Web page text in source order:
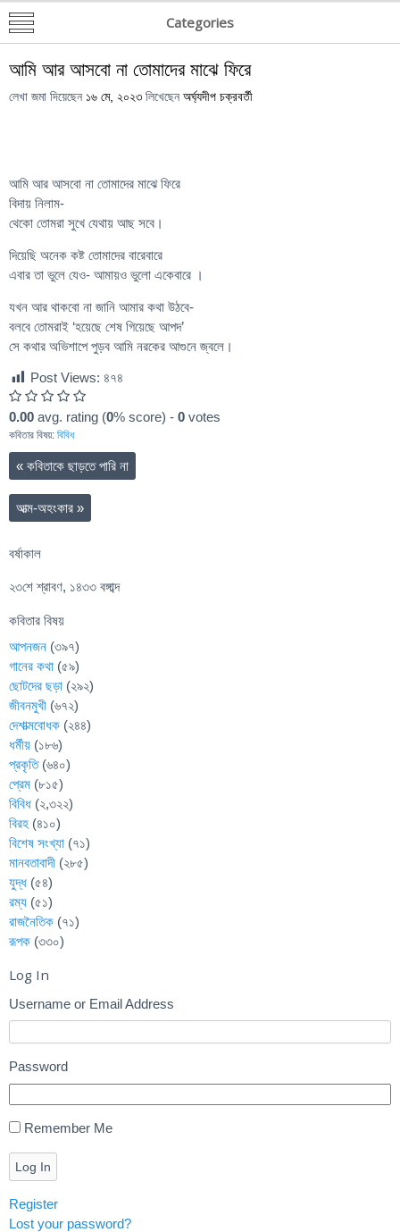
Categories
আমি আর আসবো না তোমাদের মাঝে ফিরে
লেখা জমা দিয়েছেন ১৬ মে, ২০২৩ লিখেছেন অর্ঘ্যদীপ চক্রবর্তী
আমি আর আসবো না তোমাদের মাঝে ফিরে
বিদায় নিলাম-
থেকো তোমরা সুখে যেথায় আছ সবে।
দিয়েছি অনেক কষ্ট তোমাদের বারেবারে
এবার তা ভুলে যেও- আমায়ও ভুলো একেবারে ।
যখন আর থাকবো না জানি আমার কথা উঠবে-
বলবে তোমরাই ‘হয়েছে শেষ গিয়েছে আপদ’
সে কথার অভিশাপে পুড়ব আমি নরকের আগুনে জ্বলে।
Post Views: ৪৭৪
0.00 avg. rating (0% score) - 0 votes
কবিতার বিষয়: বিবিধ
« কবিতাকে ছাড়তে পারি না
আত্ম-অহংকার »
বর্ষাকাল
২৩শে শ্রাবণ, ১৪৩৩ বঙ্গাব্দ
কবিতার বিষয়
আপনজন (৩৯৭)
গানের কথা (৫৯)
ছোটদের ছড়া (২৯২)
জীবনমুখী (৬৭২)
দেশাত্মবোধক (২৪৪)
ধর্মীয় (১৮৬)
প্রকৃতি(৬৪০)
প্রেম (৮১৫)
বিবিধ (২,৩২২)
বিরহ (৪১০)
বিশেষ সংখ্যা (৭১)
মানবতাবাদী (২৮৫)
যুদ্ধ (৫৪)
রম্য (৫১)
রাজনৈতিক (৭১)
রূপক (৩৩০)
Log In
Username or Email Address
Password
Remember Me
Log In
Register
Lost your password?